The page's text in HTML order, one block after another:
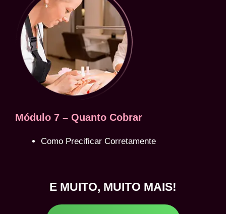
Módulo 7 – Quanto Cobrar
Como Precificar Corretamente
E MUITO, MUITO MAIS!